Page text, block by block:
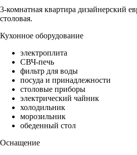
3-комнатная квартира дизайнерский
столовая.
Кухонное оборудование
электроплита
СВЧ-печь
фильтр для воды
посуда и принадлежности
столовые приборы
электрический чайник
холодильник
морозильник
обеденный стол
Оснащение